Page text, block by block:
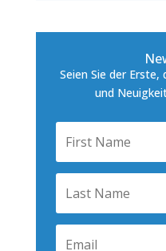
Seien Sie der
und